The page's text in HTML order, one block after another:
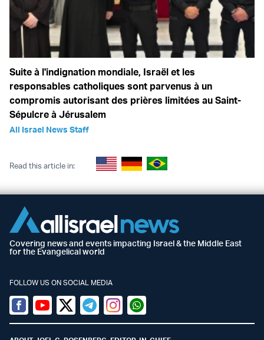
Suite à l'indignation mondiale, Israël et les
responsables catholiques sont parvenus à un
compromis autorisant des prières limitées au Saint-
Sépulcre à Jérusalem
All Israel News Staff
Read this article in:
Covering news and events impacting Israel & the Middle East
for the Evangelical world
FOLLOW US ON SOCIAL MEDIA
Facebook
YoutubeTwitter (X)
TelegramInstagramWhatsapp